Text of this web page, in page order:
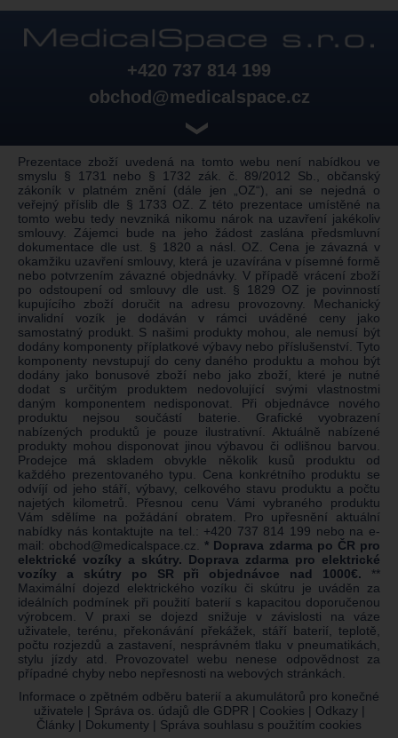
+420 737 814 199
obchod@medicalspace.cz
❯
Prezentace zboží uvedená na tomto webu není nabídkou ve
smyslu § 1731 nebo § 1732 zák. č. 89/2012 Sb., občanský
zákoník v platném znění (dále jen „OZ“), ani se nejedná o
veřejný příslib dle § 1733 OZ. Z této prezentace umístěné na
tomto webu tedy nevzniká nikomu nárok na uzavření jakékoliv
smlouvy. Zájemci bude na jeho žádost zaslána předsmluvní
dokumentace dle ust. § 1820 a násl. OZ. Cena je závazná v
okamžiku uzavření smlouvy, která je uzavírána v písemné formě
nebo potvrzením závazné objednávky. V případě vrácení zboží
po odstoupení od smlouvy dle ust. § 1829 OZ je povinností
kupujícího zboží doručit na adresu provozovny. Mechanický
invalidní vozík je dodáván v rámci uváděné ceny jako
samostatný produkt. S našimi produkty mohou, ale nemusí být
dodány komponenty příplatkové výbavy nebo příslušenství. Tyto
komponenty nevstupují do ceny daného produktu a mohou být
dodány jako bonusové zboží nebo jako zboží, které je nutné
dodat s určitým produktem nedovolující svými vlastnostmi
daným komponentem nedisponovat. Při objednávce nového
produktu nejsou součástí baterie. Grafické vyobrazení
nabízených produktů je pouze ilustrativní. Aktuálně nabízené
produkty mohou disponovat jinou výbavou či odlišnou barvou.
Prodejce má skladem obvykle několik kusů produktu od
každého prezentovaného typu. Cena konkrétního produktu se
odvíjí od jeho stáří, výbavy, celkového stavu produktu a počtu
najetých kilometrů. Přesnou cenu Vámi vybraného produktu
Vám sdělíme na požádání obratem. Pro upřesnění aktuální
nabídky nás kontaktujte na tel.: +420 737 814 199 nebo na e-
mail: obchod@medicalspace.cz
* Doprava zdarma po ČR pro
elektrické vozíky a skútry. Doprava zdarma pro elektrické
vozíky a skútry po SR při objednávce nad 1000€. **
Maximální dojezd elektrického vozíku či skútru je uváděn za
ideálních podmínek při použití baterií s kapacitou doporučenou
výrobcem. V praxi se dojezd snižuje v závislosti na váze
uživatele, terénu, překonávání překážek, stáří baterií, teplotě,
počtu rozjezdů a zastavení, nesprávném tlaku v pneumatikách,
stylu jízdy atd. Provozovatel webu nenese odpovědnost za
případné chyby nebo nepřesnosti na webových stránkách.
Informace o zpětném odběru baterií a akumulátorů pro konečné
uživatele | Správa os. údajů dle GDPR | Cookies | Odkazy|
Články | Dokumenty | Správa souhlasu s použitím cookies